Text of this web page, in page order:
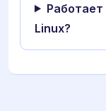
Работает
Linux?